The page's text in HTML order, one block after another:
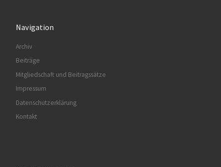
Navigation
Archiv
Beiträge
Mitgliedschaft und Beitragssätze
Impressum
Datenschutzerklärung
Kontakt